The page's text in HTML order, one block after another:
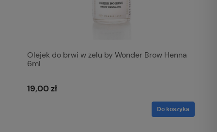
Olejek do brwi w żelu by Wonder Brow Henna
6ml
19,00 zł
Do koszyka